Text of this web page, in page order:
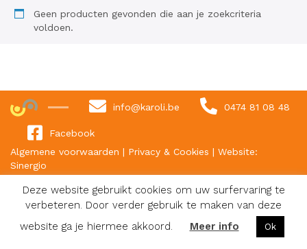
Geen producten gevonden die aan je zoekcriteria
voldoen.
info@karoli.be 0474 81 08 48
Facebook
Algemene voorwaarden | Privacy & Cookies | Website:
Sinergio
Deze website gebruikt cookies om uw surfervaring te
verbeteren. Door verder gebruik te maken van deze
website ga je hiermee akkoord.
Meer info Ok